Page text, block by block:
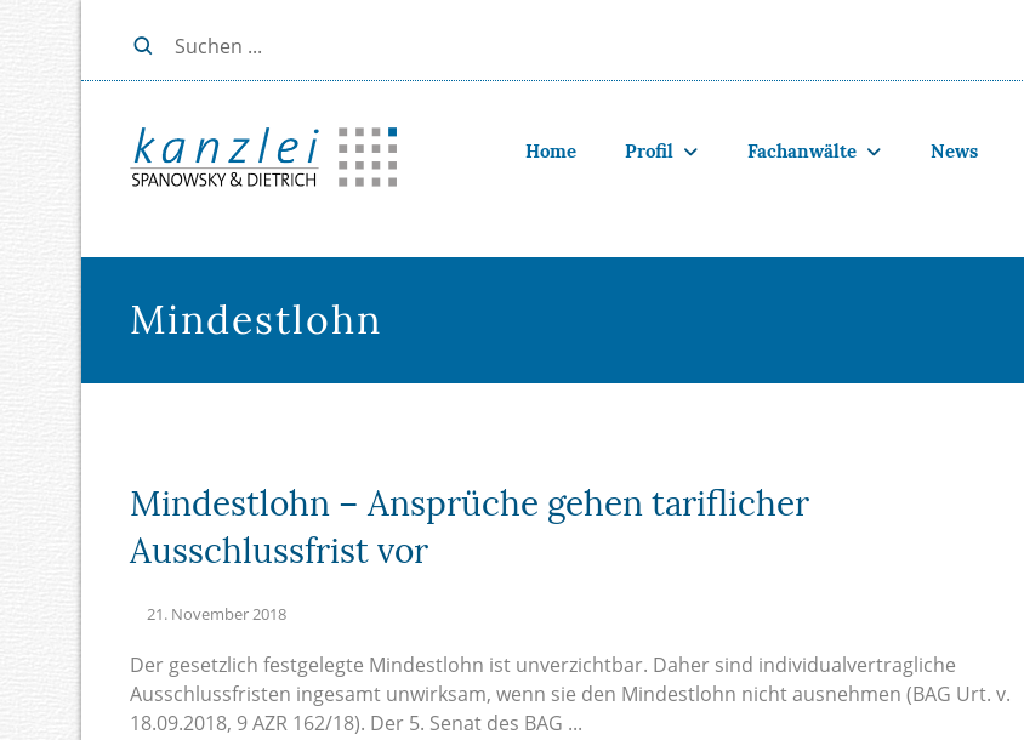
Home Profil Fachanwälte News
Mindestlohn
Mindestlohn – Ansprüche gehen tariflicher
Ausschlussfrist vor
21. November 2018
Der gesetzlich festgelegte Mindestlohn ist unverzichtbar. Daher sind individualvertragliche
Ausschlussfristen ingesamt unwirksam, wenn sie den Mindestlohn nicht ausnehmen (BAG Urt. v.
18.09.2018, 9 AZR 162/18). Der 5. Senat des BAG ...